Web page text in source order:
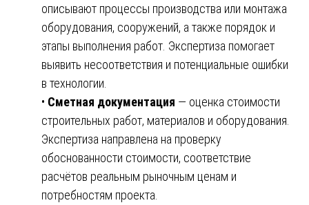
описывают процессы производства или монтажа
оборудования, сооружений, а также порядок и
этапы выполнения работ. Экспертиза помогает
выявить несоответствия и потенциальные ошибки
в технологии.
• Сметная документация — оценка стоимости
строительных работ, материалов и оборудования.
Экспертиза направлена на проверку
обоснованности стоимости, соответствие
расчётов реальным рыночным ценам и
потребностям проекта.